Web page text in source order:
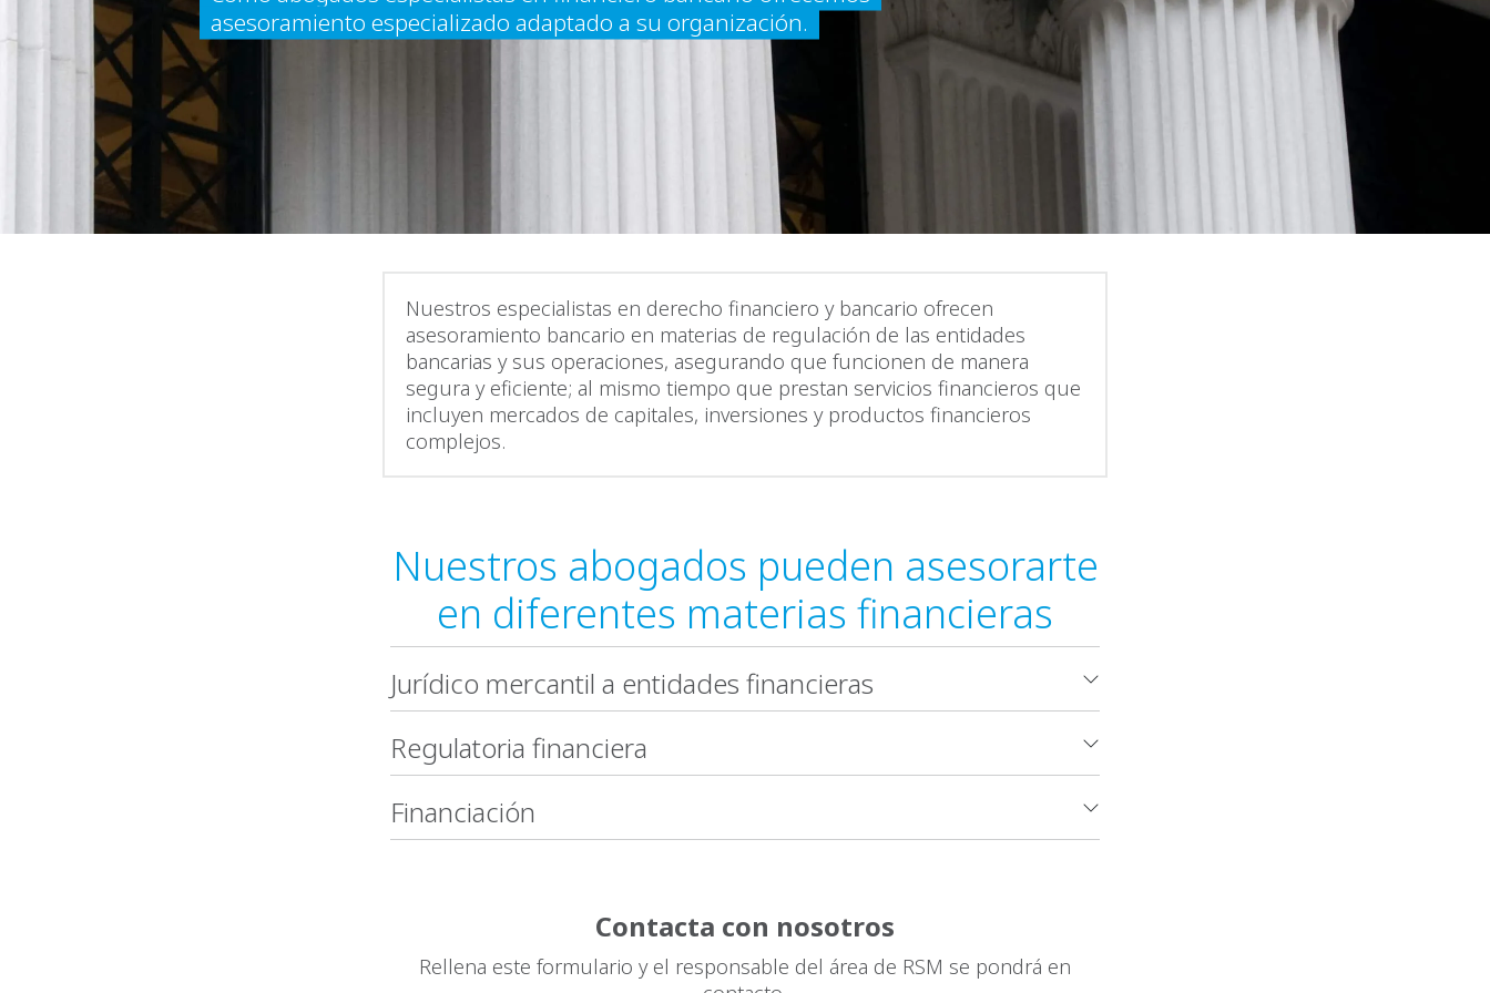
asesoramiento especializado adaptado a su organización.
Nuestros especialistas en derecho financiero y bancario ofrecen
asesoramiento bancario en materias de regulación de las entidades
bancarias y sus operaciones, asegurando que funcionen de manera
segura y eficiente; al mismo tiempo que prestan servicios financieros que
incluyen mercados de capitales, inversiones y productos financieros
complejos.
Nuestros abogados pueden asesorarte
en diferentes materias financieras
Jurídico mercantil a entidades financieras
Regulatoria financiera
Financiación
Contacta con nosotros
Rellena este formulario y el responsable del área de RSM se pondrá en